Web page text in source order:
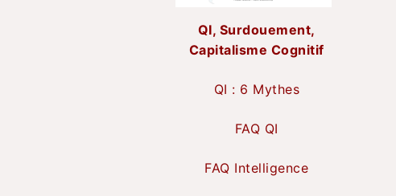
QI, Surdouement,
Capitalisme Cognitif
QI : 6 Mythes
FAQ QI
FAQ Intelligence